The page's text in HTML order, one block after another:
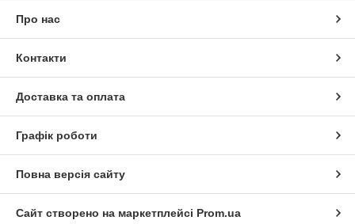
Про нас
Контакти
Доставка та оплата
Графік роботи
Повна версія сайту
Сайт створено на маркетплейсі Prom.ua